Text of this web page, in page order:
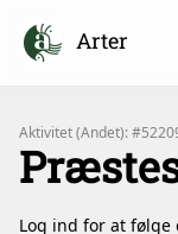
Arter
Aktivitet (Andet):
Log ind for at